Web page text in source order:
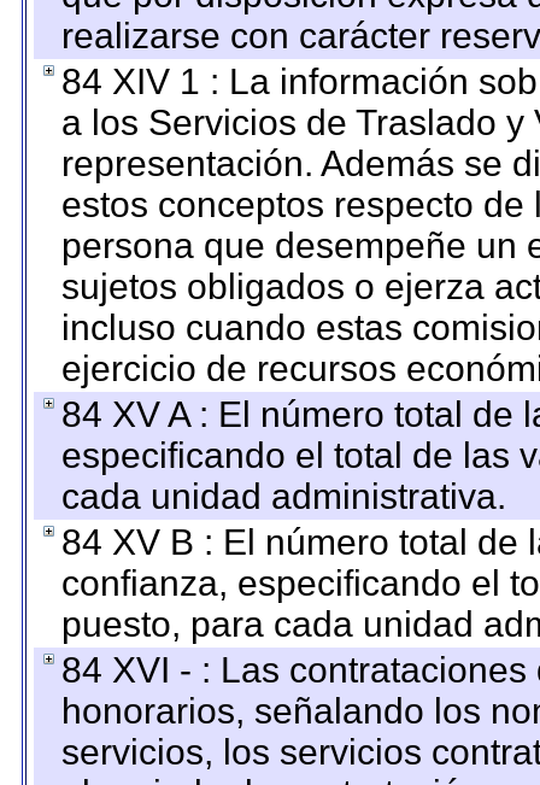
realizarse con carácter
84 XIV 1 : La información
a los Servicios de Traslado
representación. Además se
estos conceptos respecto
persona que desempeñe un
sujetos obligados o ejerza
incluso cuando estas
ejercicio de recursos
84 XV A : El número total de
especificando el total de las
cada unidad administrativa.
84 XV B : El número total de
confianza, especificando el
puesto, para cada unidad
84 XVI - : Las
honorarios, señalando los
servicios, los servicios